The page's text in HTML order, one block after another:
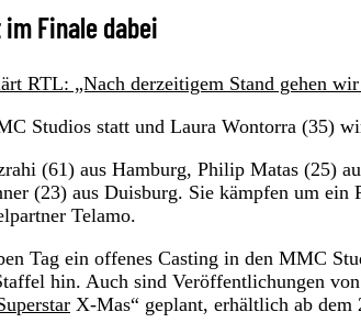
Finale dabei
RTL: „Nach derzeitigem Stand gehen
Studios statt und Laura Wontorra (35)
(61) aus Hamburg, Philip Matas (25)
(23) aus Duisburg. Sie kämpfen um ein
Telamo.
Tag ein offenes Casting in den MMC
hin. Auch sind Veröffentlichungen
X-Mas“ geplant, erhältlich ab dem